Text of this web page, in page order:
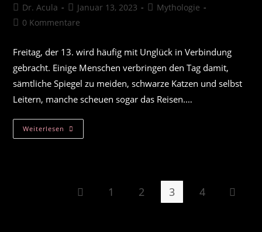
Beitrags-
Autor:
Dr. Acula
Beitrag
veröffentlicht:
Januar 13, 2023
Beitrags-
Mythologie
Beitrags-
0 Kommentare
Freitag, der 13. wird häufig mit Unglück in Verbindung
gebracht. Einige Menschen verbringen den Tag damit,
sämtliche Spiegel zu meiden, schwarze Katzen und selbst
Leitern, manche scheuen sogar das Reisen.…
Weiterlesen Freitag
Der
Stammt
Zur vorherigen Seite
1 2 3 4 Zur